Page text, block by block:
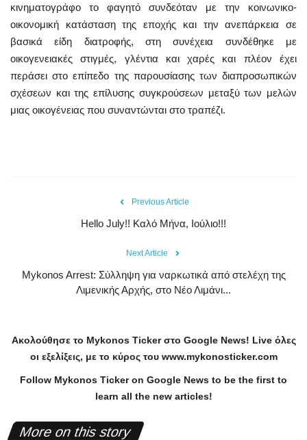
κινηματογράφο το φαγητό συνδεόταν με την κοινωνικο-
οικονομική κατάσταση της εποχής και την ανεπάρκεια σε
βασικά είδη διατροφής, στη συνέχεια συνδέθηκε με
οικογενειακές στιγμές, γλέντια και χαρές και πλέον έχει
περάσει στο επίπεδο της παρουσίασης των διαπροσωπικών
σχέσεων και της επίλυσης συγκρούσεων μεταξύ των μελών
μιας οικογένειας που συναντώνται στο τραπέζι.
Previous Article
Hello July!! Καλό Μήνα, Ιούλιο!!!
Next Article
Mykonos Arrest: Σύλληψη για ναρκωτικά από στελέχη της
Λιμενικής Αρχής, στο Νέο Λιμάνι...
Ακολούθησε το Mykonos Tickerστο Google News! Liveόλες
οι εξελίξεις, με το κύρος του www.mykonosticker.com
Follow Mykonos Ticker on Google News to be the first to
learn all the new articles!
More on this story